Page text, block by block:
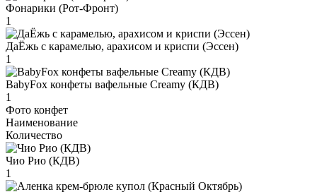
Фонарики (Рот-Фронт)
1
ДаЁжь с карамелью, арахисом и криспи (Эссен)
1
BabyFox конфеты вафельные Creamy (КДВ)
1
Фото конфет
Наименование
Количество
Чио Рио (КДВ)
1